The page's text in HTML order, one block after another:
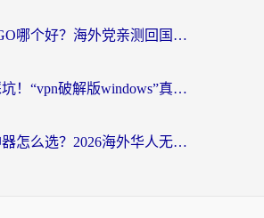
云极和GOGO哪个好？海外党亲测回国加速器选择指南（附iOS免费&Windows VPN实用技巧）
海外党别踩坑！“vpn破解版windows”真的能用？教你选对回国加速器无缝刷国内资源
北美看剧神器怎么选？2026海外华人无缝访问国内资源全攻略